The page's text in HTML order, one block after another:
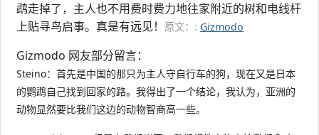
鹉走掉了，主人也不用费时费力地往家附近的树和电线杆
上贴寻鸟启事。真是有远见！
原文：: Gizmodo
Gizmodo 网友部分留言：
Steino：首先是中国的那只为主人守自行车的狗，现在又是日本
的鹦鹉自己找到回家的路。我得出了一个结论，我认为，亚洲的
动物显然要比我们这边的动物智商高一些。